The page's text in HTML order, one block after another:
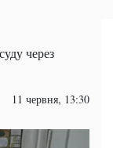
через
11 червня, 13:30